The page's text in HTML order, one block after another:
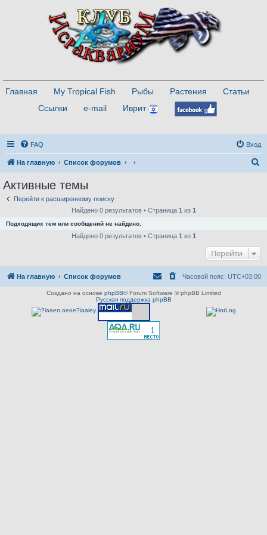
Главная My Tropical Fish Рыбы Растения
Статьи
Ссылки
e-mail Иврит
FAQ Вход
На главную Список форумов
Активные темы
Перейти к расширенному поиску
Найдено 0 результатов • Страница 1 из 1
Подходящих тем или сообщений не найдено.
Найдено 0 результатов • Страница 1 из 1
Перейти
На главную Список форумов Часовой пояс: UTC+03:00
Создано на основе phpBB® Forum Software © phpBB Limited
Русская поддержка phpBB